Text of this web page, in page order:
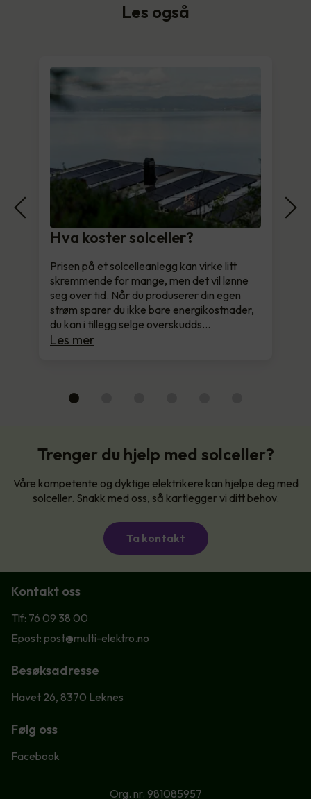
Les også
Hva koster solceller?
Prisen på et solcelleanlegg kan virke litt
skremmende for mange, men det vil lønne
seg over tid. Når du produserer din egen
strøm sparer du ikke bare energikostnader,
du kan i tillegg selge overskudds…
Les mer
Trenger du hjelp med solceller?
Våre kompetente og dyktige elektrikere kan hjelpe deg med
solceller. Snakk med oss, så kartlegger vi ditt behov.
Ta kontakt
Kontakt oss
Tlf: 76 09 38 00
Epost: post@multi-elektro.no
Besøksadresse
Havet 26, 8370 Leknes
Følg oss
Facebook
Org. nr. 981085957